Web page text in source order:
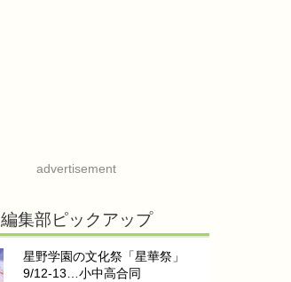
advertisement
編集部ピックアップ
星野学園の文化祭「星華祭」
9/12-13…小中高合同